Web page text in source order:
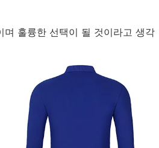
훌륭한 선택이 될 것이라고 생각